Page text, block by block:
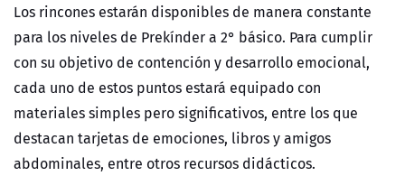
Los rincones estarán disponibles de manera constante
para los niveles de Prekínder a 2° básico. Para cumplir
con su objetivo de contención y desarrollo emocional,
cada uno de estos puntos estará equipado con
materiales simples pero significativos, entre los que
destacan tarjetas de emociones, libros y amigos
abdominales, entre otros recursos didácticos.